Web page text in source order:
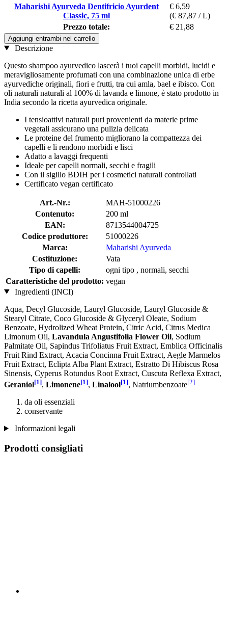
Maharishi Ayurveda Dentifricio Ayurdent
Classic, 75 ml
€ 6,59
(€ 87,87 / L)
Prezzo totale:
€ 21,88
Aggiungi entrambi nel carrello
Descrizione
Questo shampoo ayurvedico lascerà i tuoi capelli morbidi, lucidi e
meravigliosamente profumati con una combinazione unica di erbe
ayurvediche originali, fiori e frutti, tra cui amla, bael e ibisco. Con
oli naturali naturali al 100% di lavanda e limone, è stato prodotto in
India secondo la ricetta ayurvedica originale.
I tensioattivi naturali puri provenienti da materie prime
vegetali assicurano una pulizia delicata
Le proteine ​​del frumento migliorano la compattezza dei
capelli e li rendono morbidi e lisci
Adatto a lavaggi frequenti
Ideale per capelli normali, secchi e fragili
Con il sigillo BDIH per i cosmetici naturali controllati
Certificato vegan certificato
Art.-Nr.:
MAH-51000226
Contenuto:
200 ml
EAN:
8713544004725
Codice produttore:
51000226
Marca:
Maharishi Ayurveda
Costituzione:
Vata
Tipo di capelli:
ogni tipo , normali, secchi
Caratteristiche del prodotto: vegan
Ingredienti (INCI)
Aqua, Decyl Glucoside, Lauryl Glucoside, Lauryl Glucoside &
Stearyl Citrate, Coco Glucoside & Glyceryl Oleate, Sodium
Benzoate, Hydrolized Wheat Protein, Citric Acid, Citrus Medica
Limonum Oil, Lavandula Angustifolia Flower Oil, Sodium
Palmitate Oil, Sapindus Trifoliatus Fruit Extract, Emblica Officinalis
Fruit Rind Extract, Acacia Concinna Fruit Extract, Aegle Marmelos
Fruit Extract, Eclipta Alba Plant Extract, Estratto Di Hibiscus Rosa
Sinensis, Cyperus Rotundus Root Extract, Cuscuta Reflexa Extract,
Geraniol[1], Limonene[1], Linalool[1], Natriumbenzoate[2]
da oli essenziali
conservante
Informazioni legali
Prodotti consigliati